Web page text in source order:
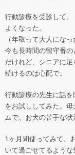
行動診療を受診して
よくなった。
（年取って大人にな
今も長時間の留守番
だけれど、シニアに
続けるのは心配で。
行動診療の先生に話
をお試ししてみた。
ムで、お犬の苦手な状
1ヶ月間使ってみて、
いて過ごせてるような